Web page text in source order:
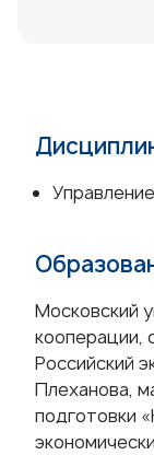
Московский
кооперации,
Российский
Плеханова,
подготовки